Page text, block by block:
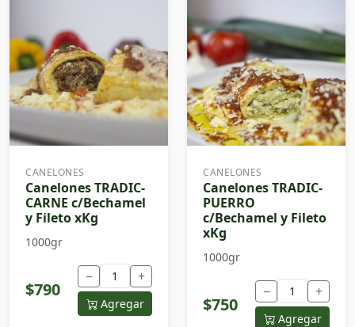
CANELONES
Canelones TRADIC-
CARNE c/Bechamel
y Fileto xKg
1000gr
$790
− +
Agregar
CANELONES
Canelones TRADIC-
PUERRO
c/Bechamel y Fileto
xKg
1000gr
$750
− +
Agregar